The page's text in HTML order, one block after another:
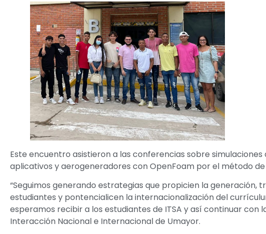
Este encuentro asistieron a las conferencias sobre
aplicativos y aerogeneradores con OpenFoam por el método
“Seguimos generando estrategias que propicien la generación,
estudiantes y pontencialicen la internacionalización del
esperamos recibir a los estudiantes de ITSA y así continuar con
Interacción Nacional e Internacional de Umayor.